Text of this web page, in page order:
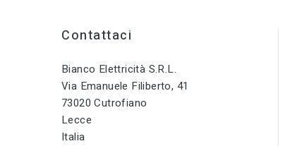
Contattaci
Bianco Elettricità S.r.l.
Via Emanuele Filiberto, 41
73020 Cutrofiano
Lecce
Italia